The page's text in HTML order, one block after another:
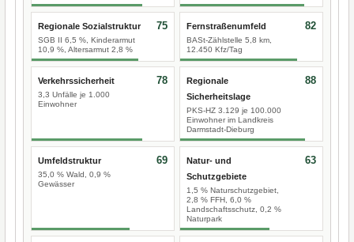
Regionale Sozialstruktur
SGB II 6,5 %, Kinderarmut
10,9 %, Altersarmut 2,8 %
75 Fernstraßenumfeld
BASt-Zählstelle 5,8 km,
12.450 Kfz/Tag
82
Verkehrssicherheit
3,3 Unfälle je 1.000
Einwohner
78
Regionale
Sicherheitslage
PKS-HZ 3.129 je 100.000
Einwohner im Landkreis
Darmstadt-Dieburg
88
Umfeldstruktur
35,0 % Wald, 0,9 %
Gewässer
69
Natur- und
Schutzgebiete
1,5 % Naturschutzgebiet,
2,8 % FFH, 6,0 %
Landschaftsschutz, 0,2 %
Naturpark
63